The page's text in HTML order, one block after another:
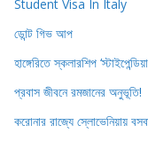
Student Visa In Italy
ডোন্ট গিভ আপ
হাঙ্গেরিতে স্কলারশিপ
প্রবাস জীবনে রমজানের অনুভূতি!
করোনার রাজ্যে স্লোভেনিয়ায়